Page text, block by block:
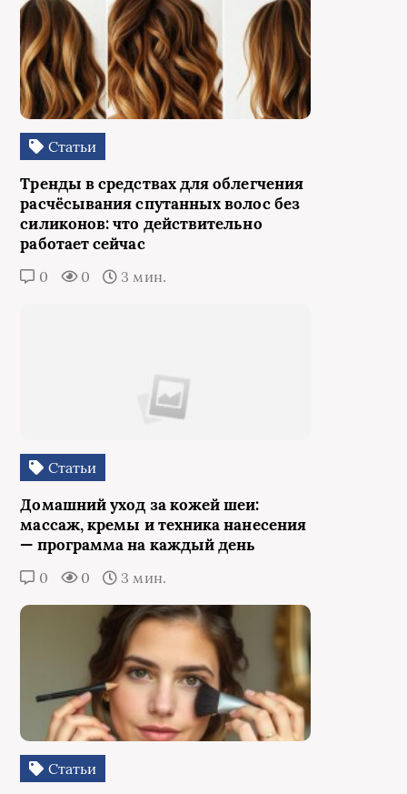
Статьи
Тренды в средствах для облегчения
расчёсывания спутанных волос без
силиконов: что действительно
работает сейчас
0 0 3 мин.
Статьи
Домашний уход за кожей шеи:
массаж, кремы и техника нанесения
— программа на каждый день
0 0 3 мин.
Статьи